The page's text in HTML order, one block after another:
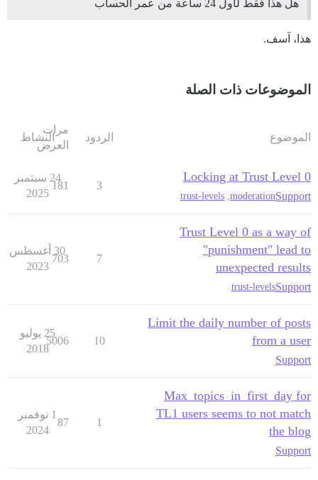
هل هذا فقط لأول 24 ساعة من عمر الحساب
هذا، آسف.
الموضوعات ذات الصلة
الموضوع الردود
مرات
العرض
النشاط
Locking at Trust Level 0
Support
moderation
,
trust-levels
3
181
24 سبتمبر
2025
Trust Level 0 as a way of
"punishment" lead to
unexpected results
Support
trust-levels
7
703
30 أغسطس
2023
Limit the daily number of posts
from a user
Support
10
5006
25 يوليو
2018
Max_topics_in_first_day for
TL1 users seems to not match
the blog
Support
1
87
1 نوفمبر
2024